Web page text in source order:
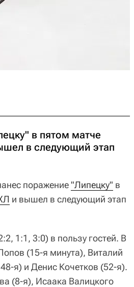
в пятом матче
в следующий этап
поражение"Липецку" в
и вышел в следующий этап
1:1, 3:0) в пользу гостей. В
(15-я минута), Виталий
я) и Денис Кочетков (52-я).
(8-я), Исаака Валицкого